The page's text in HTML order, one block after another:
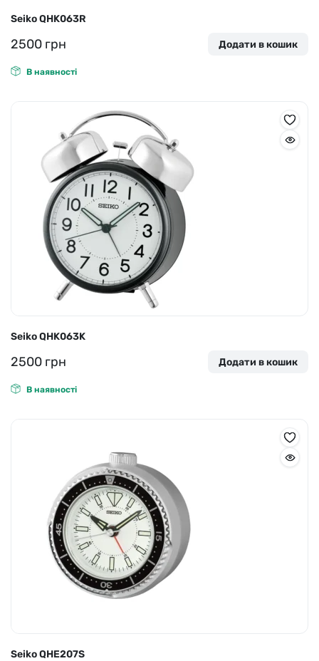
Seiko QHK063R
2500 грн Додати в кошик
В наявності
Seiko QHK063K
2500 грн Додати в кошик
В наявності
Seiko QHE207S